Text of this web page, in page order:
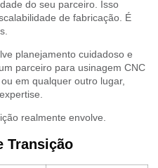
do seu parceiro. Isso
de fabricação. É
planejamento cuidadoso e
parceiro para usinagem CNC
em qualquer outro lugar,
realmente envolve.
Transição